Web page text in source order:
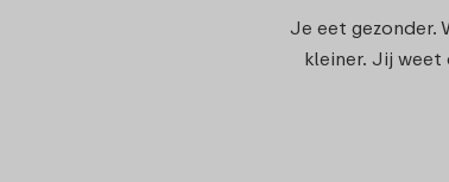
Je eet gezonder.
kleiner. Jij